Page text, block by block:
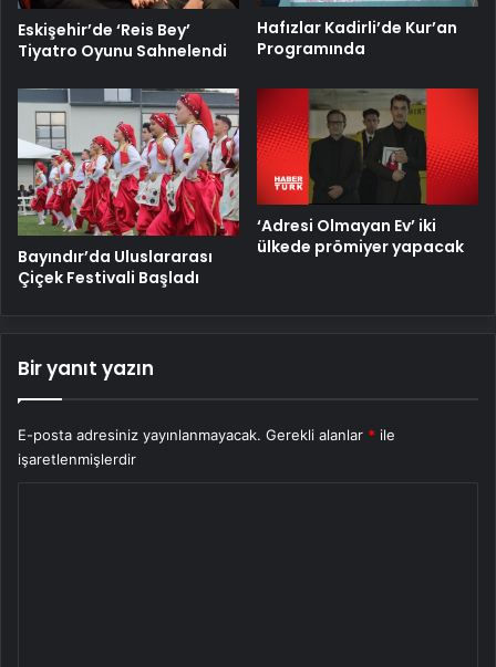
Eskişehir’de ‘Reis Bey’
Tiyatro Oyunu Sahnelendi
Hafızlar Kadirli’de Kur’an
Programında
Bayındır’da Uluslararası
Çiçek Festivali Başladı
‘Adresi Olmayan Ev’ iki
ülkede prömiyer yapacak
Bir yanıt yazın
E-posta adresiniz yayınlanmayacak. Gerekli alanlar * ile
işaretlenmişlerdir